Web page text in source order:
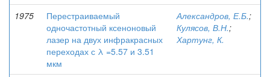
1975
Перестраиваемый
одночастотный ксеноновый
лазер на двух инфракрасных
переходах с λ =5.57 и 3.51
мкм
Александров, Е.Б.;
Кулясов, В.Н.;
Хартунг, К.